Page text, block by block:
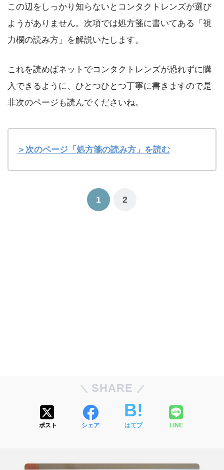
この辺をしっかり知らないとコンタクトレンズが選び
ようがありません。次項では処方箋に書いてある「視
力欄の読み方」を解説いたします。
これを読めばネットでコンタクトレンズが恐れずに購
入できるように、ひとつひとつ丁寧に書きますので是
非次のページも読んでくださいね。
＞次のページ「処方箋の読み方」を読む
1 2
SHARE
ポスト シェア はてブ LINE